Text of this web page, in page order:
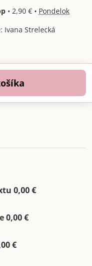
• 2,90 € • Pondelok
Ivana Strelecká
0,00 €
0,00 €
€